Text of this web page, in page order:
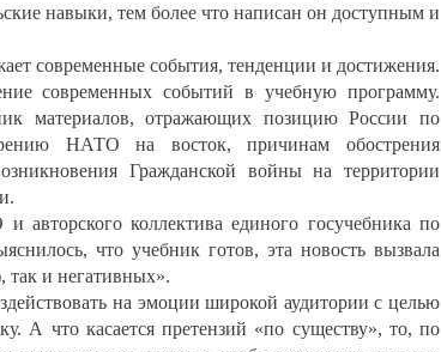
навыки, тем более что написан он доступным и
современные события, тенденции и достижения.
современных событий в учебную программу.
материалов, отражающих позицию России по
НАТО на восток, причинам обострения
Гражданской войны на территории
коллектива единого госучебника по
что учебник готов, эта новость вызвала
так и негативных».
на эмоции широкой аудитории с целью
А что касается претензий «по существу», то, по